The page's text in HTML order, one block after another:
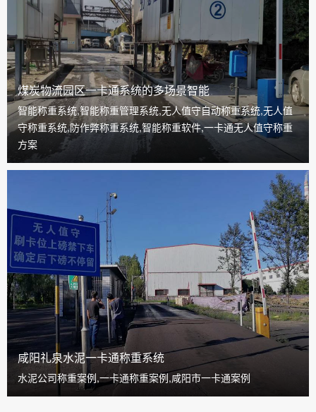
煤炭物流园区一卡通系统的多场景智能
智能称重系统,智能称重管理系统,无人值守自动称重系统,无人值
守称重系统,防作弊称重系统,智能称重软件,一卡通无人值守称重
方案
咸阳礼泉水泥一卡通称重系统
水泥公司称重案例,一卡通称重案例,咸阳市一卡通案例